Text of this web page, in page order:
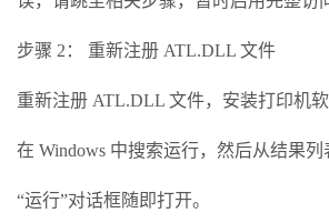
步骤 2： 重新注册 ATL.DLL 文件
重新注册 ATL.DLL 文件，安装打印机软
在 Windows 中搜索运行，然后从结果列
“运行”对话框随即打开。